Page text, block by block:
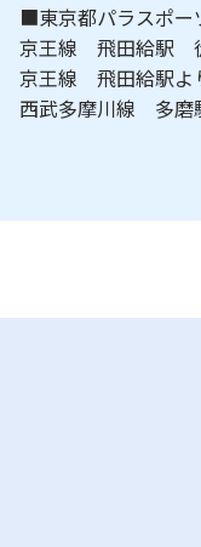
■東京都パラスポー
京王線 飛田給駅
京王線 飛田給駅
西武多摩川線 多